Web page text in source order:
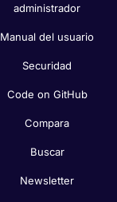
administrador
Manual del usuario
Securidad
Code on GitHub
Compara
Buscar
Newsletter